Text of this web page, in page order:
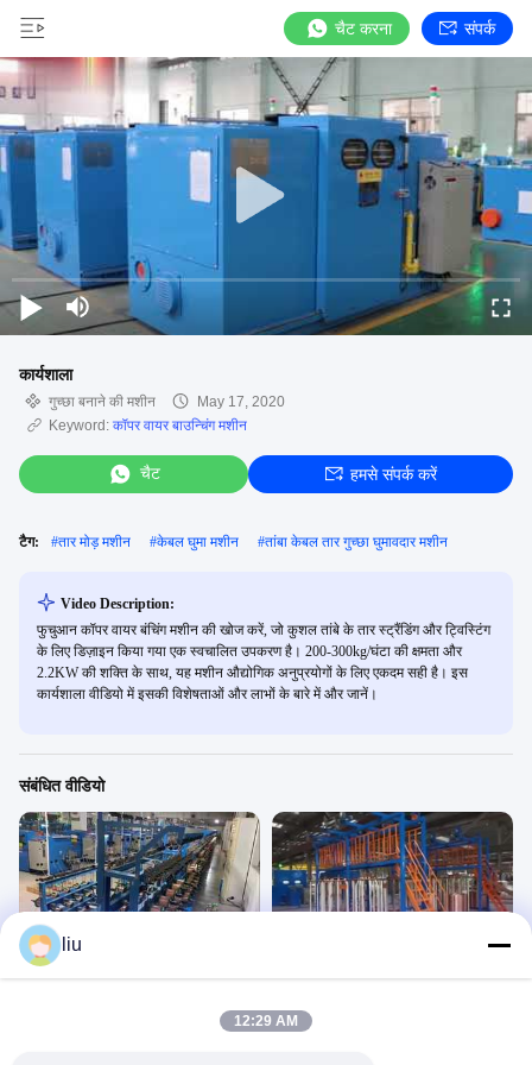
चैट करना संपर्क
कार्यशाला
गुच्छा बनाने की मशीन
May 17, 2020
Keyword: कॉपर वायर बाउन्चिंग मशीन
चैट हमसे संपर्क करें
टैग: #तार मोड़ मशीन #केबल घुमा मशीन #तांबा केबल तार गुच्छा घुमावदार मशीन
Video Description:
फुचुआन कॉपर वायर बंचिंग मशीन की खोज करें, जो कुशल तांबे के तार स्ट्रैंडिंग और ट्विस्टिंग
के लिए डिज़ाइन किया गया एक स्वचालित उपकरण है। 200-300kg/घंटा की क्षमता और
2.2KW की शक्ति के साथ, यह मशीन औद्योगिक अनुप्रयोगों के लिए एकदम सही है। इस
कार्यशाला वीडियो में इसकी विशेषताओं और लाभों के बारे में और जानें।
संबंधित वीडियो
एफसी-250बी, 300बी, 400बी, 450बी अल्ट्रा
December 17, 2025
liu
12:29 AM